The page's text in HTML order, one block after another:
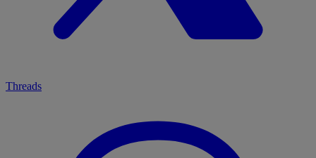
Threads